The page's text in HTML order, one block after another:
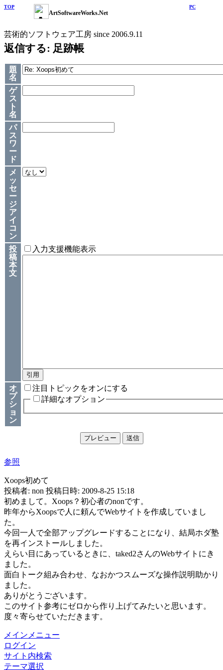
TOP PC
ArtSoftwareWorks.Net
芸術的ソフトウェア工房 since 2006.9.11
返信する: 足跡帳
題
名
ゲ
ス
ト
名
パ
ス
ワ
ー
ド
メ
ッ
セ
ー
ジ
ア
イ
コ
ン
投
稿
本
文
入力支援機能表示
オ
プ
シ
ョ
ン
注目トピックをオンにする
詳細なオプション
参照
Xoops初めて
投稿者: non 投稿日時: 2009-8-25 15:18
初めまして。Xoops？初心者のnonです。
昨年からXoopsで人に頼んでWebサイトを作成していまし
た。
今回一人で全部アップグレードすることになり、結局ホダ塾
を再インストールしました。
えらい目にあっているときに、taked2さんのWebサイトにき
ました。
面白トーク組み合わせ、なおかつスムーズな操作説明助かり
ました。
ありがとうございます。
このサイト参考にゼロから作り上げてみたいと思います。
度々寄らせていただきます。
メインメニュー
ログイン
サイト内検索
テーマ選択